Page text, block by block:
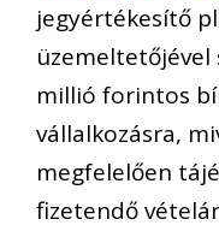
jegyértékesítő
üzemeltetőjével
millió forintos
vállalkozásra,
megfelelően
fizetendő